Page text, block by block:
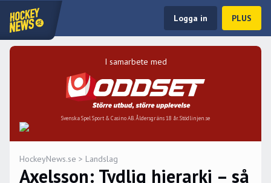
Logga in PLUS
I samarbete med
Svenska Spel Sport & Casino AB. Åldersgräns 18 år. Stödlinjen.se
HockeyNews.se > Landslag
Axelsson: Tydlig hierarki – så